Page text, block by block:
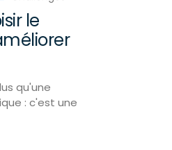
le
qu'une
: c'est une